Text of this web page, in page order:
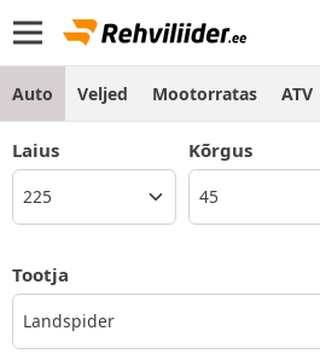
Auto Veljed Mootorratas ATV
Laius Kõrgus
Tootja
Landspider